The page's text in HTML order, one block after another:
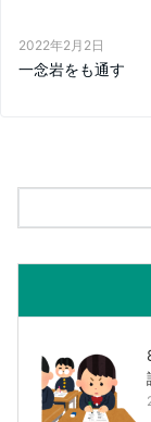
2022年2月2日
一念岩をも通す